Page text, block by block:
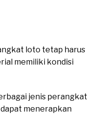
loto tetap harus
memiliki kondisi
jenis perangkat
menerapkan